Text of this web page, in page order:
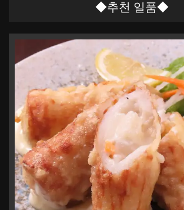
◆추천 일품◆
熊本県熊本市中央区新市街3-19 プールスビル1F
https://akr7659769201.owst.jp/
お店情報をコピー
閉じる